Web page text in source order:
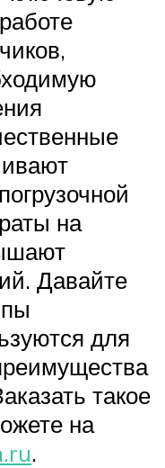
на
Давайте
для
такое
на
.